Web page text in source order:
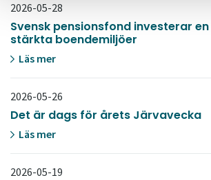
2026-05-28
Svensk pensionsfond investerar
stärkta boendemiljöer
Läs mer
2026-05-26
Det är dags för årets Järvavecka
Läs mer
2026-05-19